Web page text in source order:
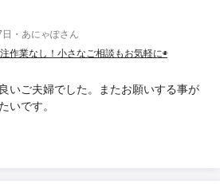
・あにゃぽさん
作業なし！小さなご相談もお気軽に◉
いご夫婦でした。またお願いする事が
いです。